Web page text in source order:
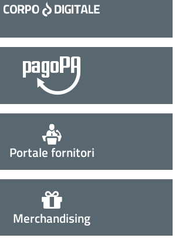
Portale fornitori
Merchandising